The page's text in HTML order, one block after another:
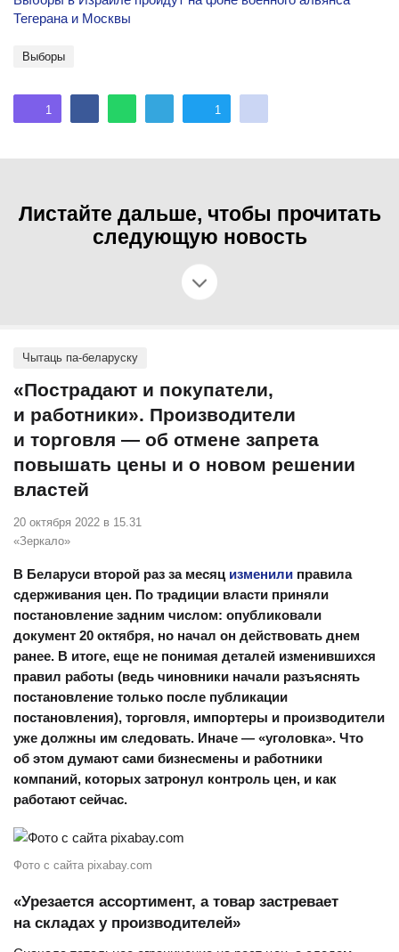
Тегерана и Москвы
Выборы
1 1
Листайте дальше, чтобы прочитать
следующую новость